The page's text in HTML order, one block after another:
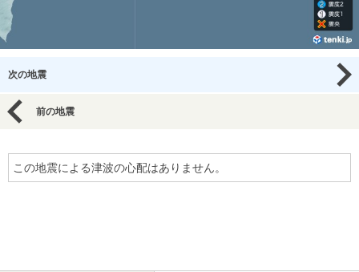
次の地震
前の地震
この地震による津波の心配はありません。